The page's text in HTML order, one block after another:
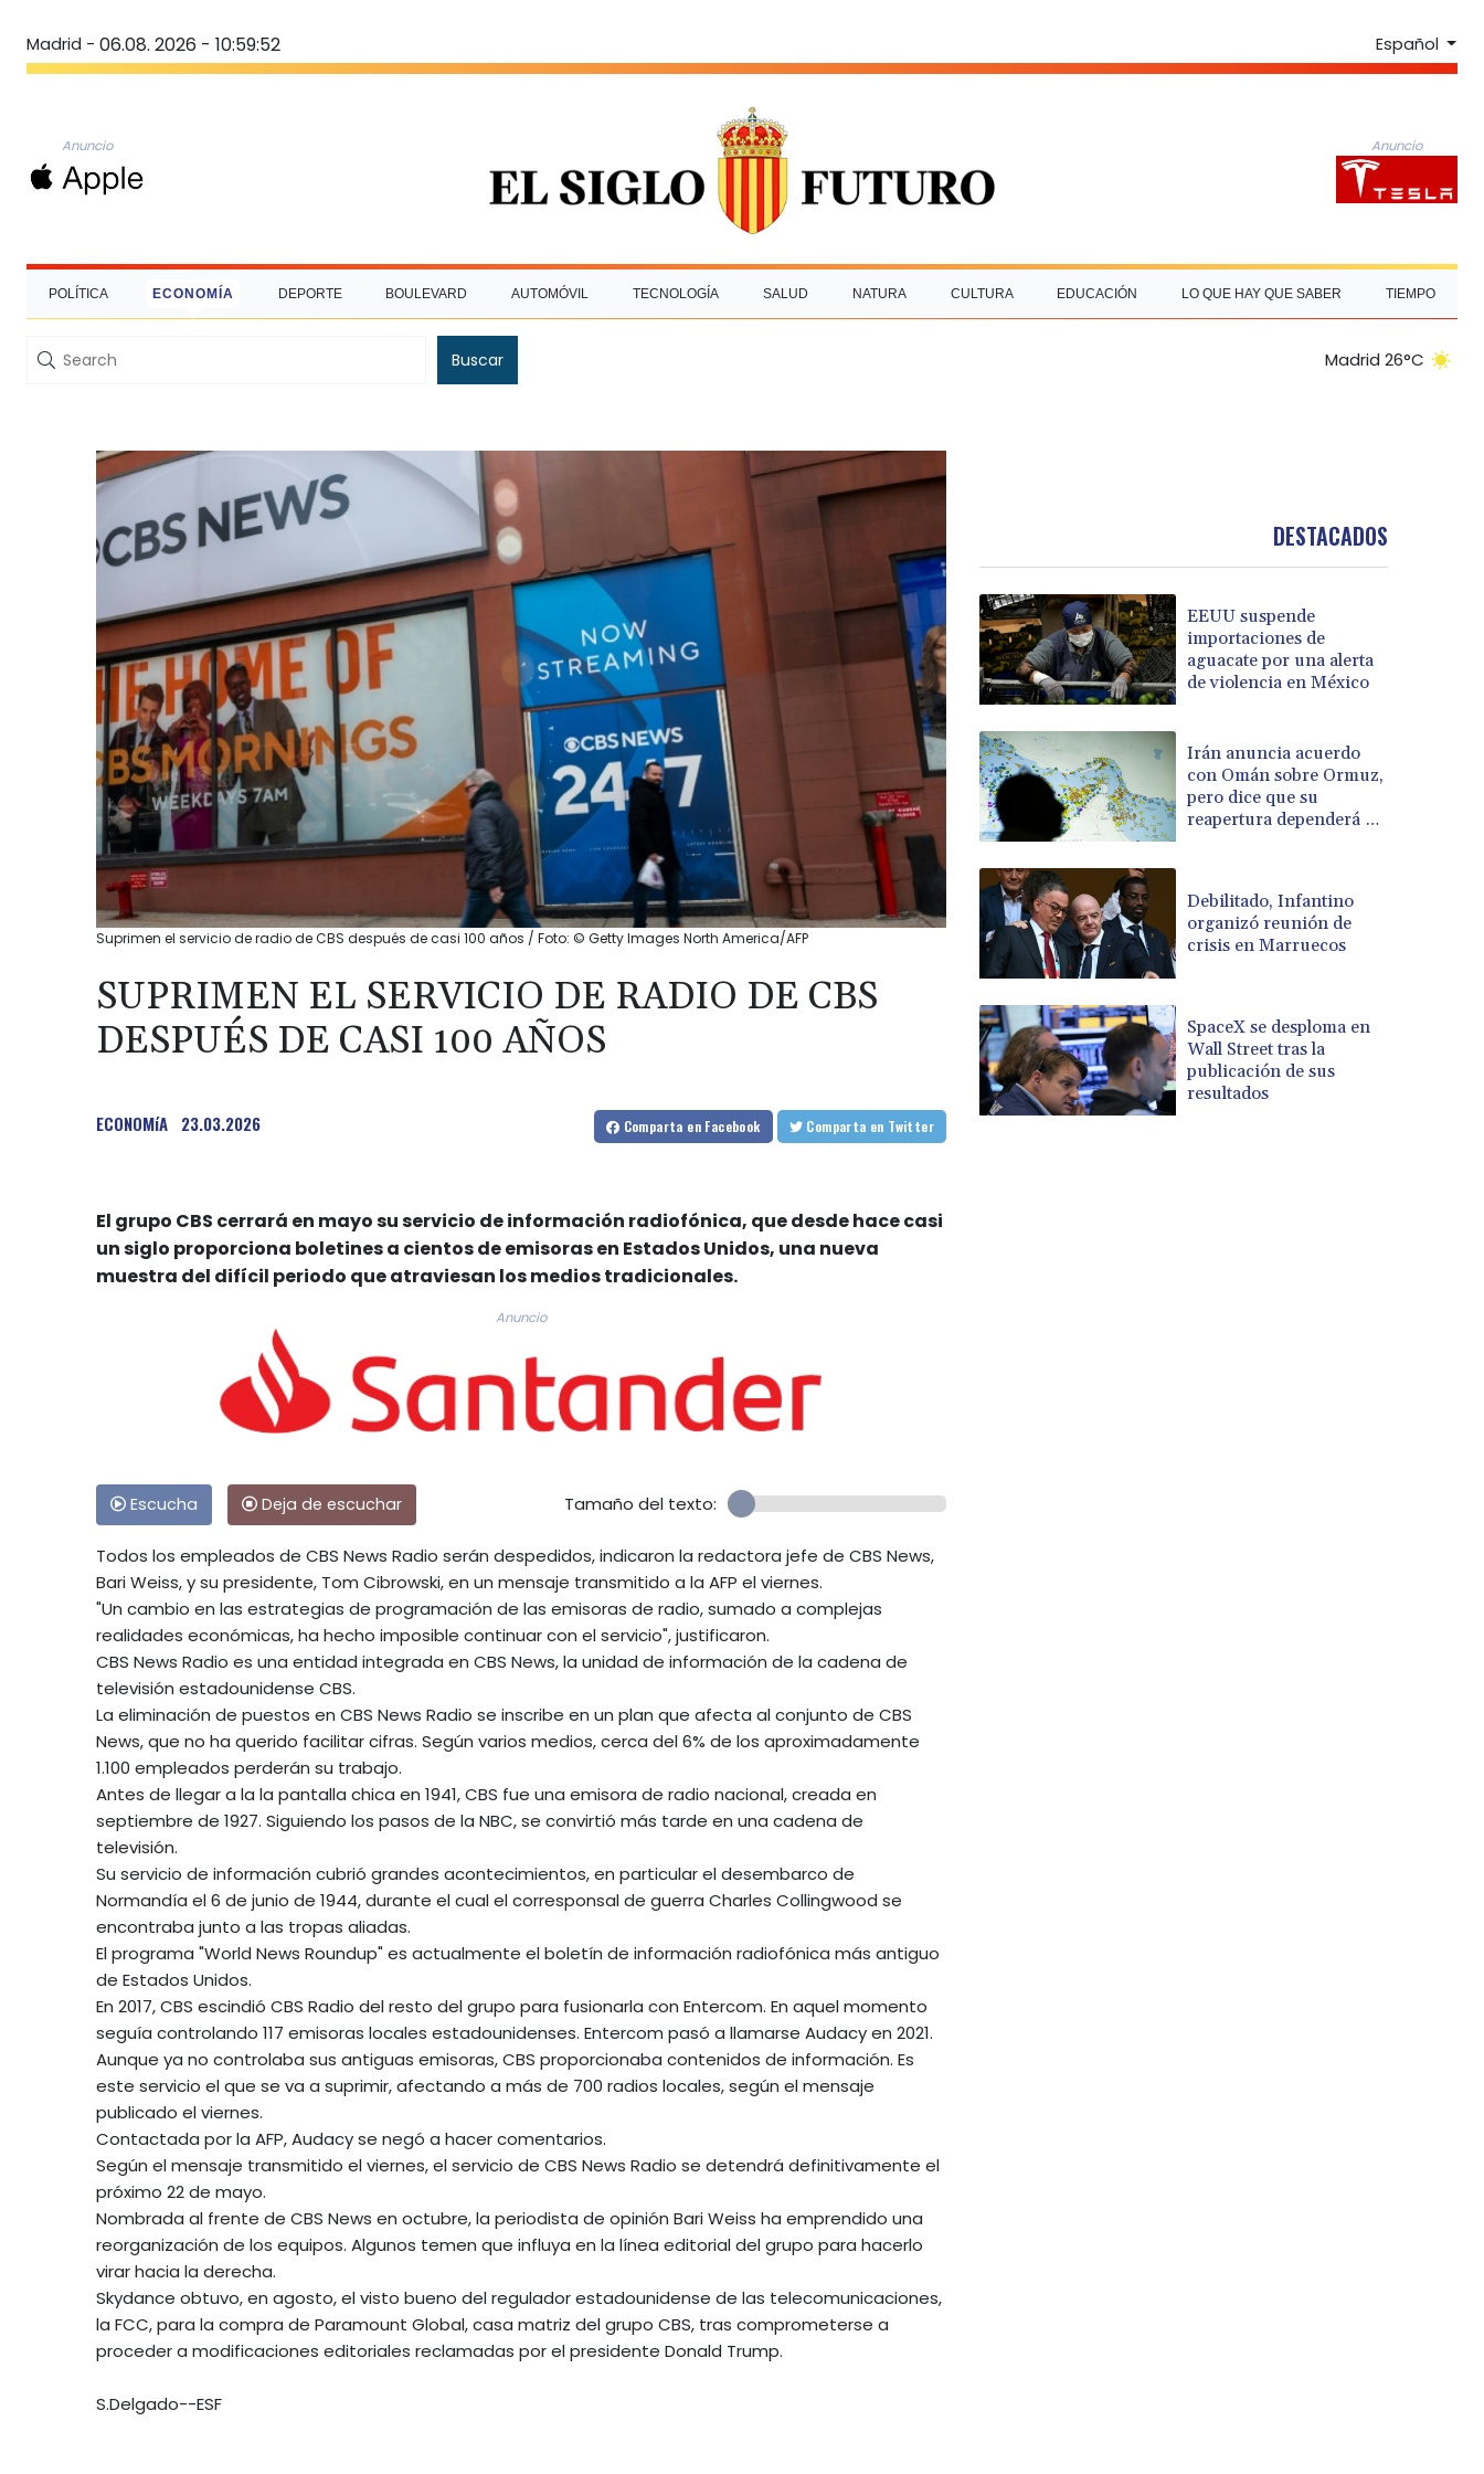
Madrid - 06.08. 2026 - 10:59:53 Español
Anuncio Anuncio
POLÍTICA ECONOMÍA DEPORTE BOULEVARD AUTOMÓVIL TECNOLOGÍA SALUD NATURA CULTURA EDUCACIÓN LO QUE HAY QUE SABER TIEMPO
Buscar Madrid 26°C
Suprimen el servicio de radio de CBS después de casi 100 años / Foto: © Getty Images North America/AFP
SUPRIMEN EL SERVICIO DE RADIO DE CBS
DESPUÉS DE CASI 100 AÑOS
ECONOMíA 23.03.2026 Comparta en Facebook Comparta en Twitter
El grupo CBS cerrará en mayo su servicio de información radiofónica, que desde hace casi
un siglo proporciona boletines a cientos de emisoras en Estados Unidos, una nueva
muestra del difícil periodo que atraviesan los medios tradicionales.
Anuncio
Escucha Deja de escuchar Tamaño del texto:
Todos los empleados de CBS News Radio serán despedidos, indicaron la redactora jefe de CBS News,
Bari Weiss, y su presidente, Tom Cibrowski, en un mensaje transmitido a la AFP el viernes.
"Un cambio en las estrategias de programación de las emisoras de radio, sumado a complejas
realidades económicas, ha hecho imposible continuar con el servicio", justificaron.
CBS News Radio es una entidad integrada en CBS News, la unidad de información de la cadena de
televisión estadounidense CBS.
La eliminación de puestos en CBS News Radio se inscribe en un plan que afecta al conjunto de CBS
News, que no ha querido facilitar cifras. Según varios medios, cerca del 6% de los aproximadamente
1.100 empleados perderán su trabajo.
Antes de llegar a la la pantalla chica en 1941, CBS fue una emisora de radio nacional, creada en
septiembre de 1927. Siguiendo los pasos de la NBC, se convirtió más tarde en una cadena de
televisión.
Su servicio de información cubrió grandes acontecimientos, en particular el desembarco de
Normandía el 6 de junio de 1944, durante el cual el corresponsal de guerra Charles Collingwood se
encontraba junto a las tropas aliadas.
El programa "World News Roundup" es actualmente el boletín de información radiofónica más antiguo
de Estados Unidos.
En 2017, CBS escindió CBS Radio del resto del grupo para fusionarla con Entercom. En aquel momento
seguía controlando 117 emisoras locales estadounidenses. Entercom pasó a llamarse Audacy en 2021.
Aunque ya no controlaba sus antiguas emisoras, CBS proporcionaba contenidos de información. Es
este servicio el que se va a suprimir, afectando a más de 700 radios locales, según el mensaje
publicado el viernes.
Contactada por la AFP, Audacy se negó a hacer comentarios.
Según el mensaje transmitido el viernes, el servicio de CBS News Radio se detendrá definitivamente el
próximo 22 de mayo.
Nombrada al frente de CBS News en octubre, la periodista de opinión Bari Weiss ha emprendido una
reorganización de los equipos. Algunos temen que influya en la línea editorial del grupo para hacerlo
virar hacia la derecha.
Skydance obtuvo, en agosto, el visto bueno del regulador estadounidense de las telecomunicaciones,
la FCC, para la compra de Paramount Global, casa matriz del grupo CBS, tras comprometerse a
proceder a modificaciones editoriales reclamadas por el presidente Donald Trump.
S.Delgado--ESF
DESTACADOS
EEUU suspende
importaciones de
aguacate por una alerta
de violencia en México
Irán anuncia acuerdo
con Omán sobre Ormuz,
pero dice que su
reapertura dependerá de
Debilitado, Infantino
organizó reunión de
crisis en Marruecos
SpaceX se desploma en
Wall Street tras la
publicación de sus
resultados